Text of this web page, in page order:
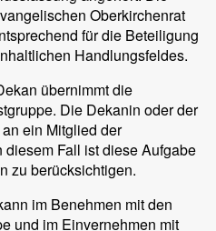
Oberkirchenrat
für die Beteiligung
Handlungsfeldes.
übernimmt die
Die Dekanin oder der
ein Mitglied der
Fall ist diese Aufgabe
zu berücksichtigen.
im Benehmen mit den
und im Einvernehmen mit